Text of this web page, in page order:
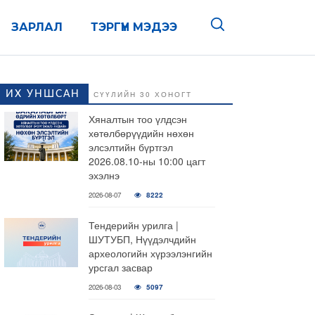
ТЭРГҮҮН МЭДЭЭ
ЗАРЛАЛ
ИХ УНШСАН СҮҮЛИЙН 30 ХОНОГТ
Хяналтын тоо үлдсэн
хөтөлбөрүүдийн нөхөн
элсэлтийн бүртгэл
2026.08.10-ны 10:00 цагт
эхэлнэ
2026-08-07 8222
Тендерийн урилга |
ШУТУБП, Нүүдэлчдийн
археологийн хүрээлэнгийн
урсгал засвар
2026-08-03 5097